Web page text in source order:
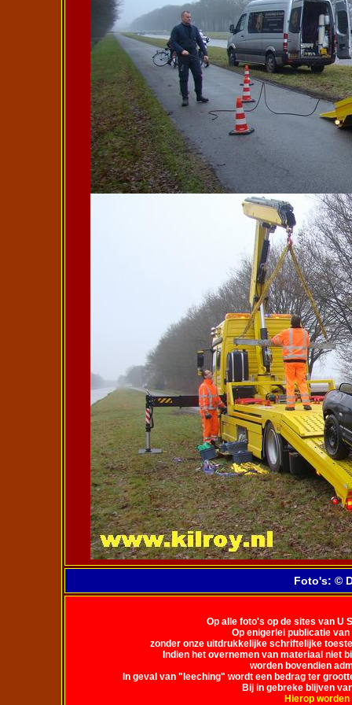
Foto's: ©
Op alle foto's op de sites van U
Op enigerlei publicatie
zonder onze uitdrukkelijke schriftelijke
Indien het overnemen van materiaal niet
worden bovendien
In geval van "leeching" wordt een bedrag ter
Bij in gebreke blijven
Hierop